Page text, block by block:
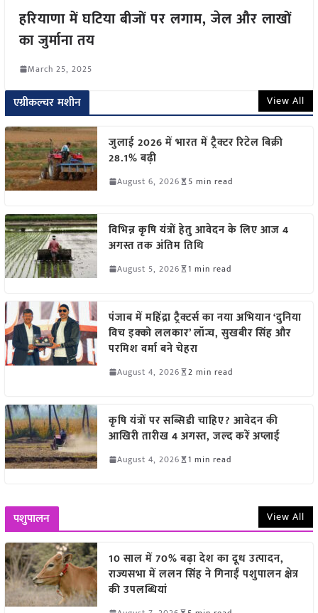
हरियाणा में घटिया बीजों पर लगाम, जेल और लाखों
का जुर्माना तय
March 25, 2025
एग्रीकल्चर मशीन View All
जुलाई 2026 में भारत में ट्रैक्टर रिटेल बिक्री
28.1% बढ़ी
August 6, 2026 5 min read
विभिन्न कृषि यंत्रों हेतु आवेदन के लिए आज 4
अगस्त तक अंतिम तिथि
August 5, 2026 1 min read
पंजाब में महिंद्रा ट्रैक्टर्स का नया अभियान ‘दुनिया
विच इक्को ललकार’ लॉन्च, सुखबीर सिंह और
परमिश वर्मा बने चेहरा
August 4, 2026 2 min read
कृषि यंत्रों पर सब्सिडी चाहिए? आवेदन की
आखिरी तारीख 4 अगस्त, जल्द करें अप्लाई
August 4, 2026 1 min read
पशुपालन View All
10 साल में 70% बढ़ा देश का दूध उत्पादन,
राज्यसभा में ललन सिंह ने गिनाईं पशुपालन क्षेत्र
की उपलब्धियां